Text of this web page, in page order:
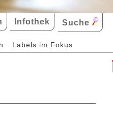
Infothek Suche
Labels im Fokus